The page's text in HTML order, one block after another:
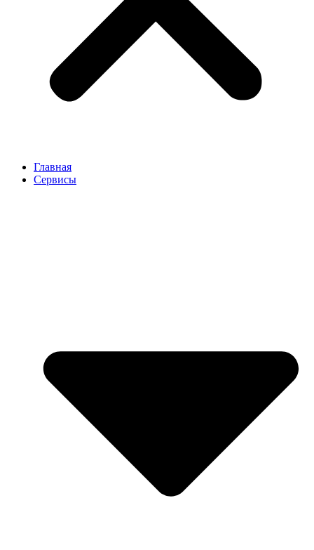
Главная
Сервисы